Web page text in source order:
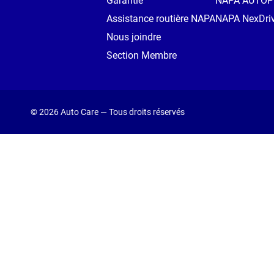
Assistance routière NAPA
Nous joindre
Section Membre
NAPA
© 2026 Auto Care — Tous droits réservés